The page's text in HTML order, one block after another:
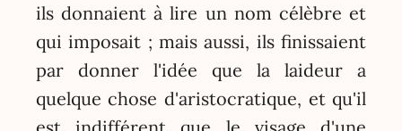
ils donnaient à lire un nom célèbre et
qui imposait ; mais aussi, ils finissaient
par donner l'idée que la laideur a
quelque chose d'aristocratique, et qu'il